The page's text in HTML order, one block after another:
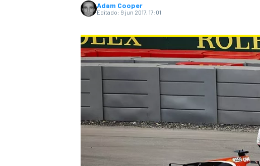
MOTOGP
Adam Cooper
Editado: 9 jun 2017, 17:01